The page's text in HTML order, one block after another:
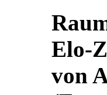
Elo-
von